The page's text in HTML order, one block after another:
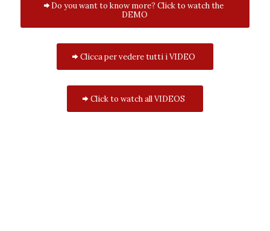
Do you want to know more? Click to watch the
DEMO
Clicca per vedere tutti i VIDEO
Click to watch all VIDEOS